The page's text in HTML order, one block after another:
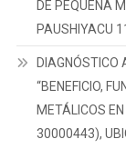
DE PEQUEÑA
PAUSHIYACU
DIAGNÓSTICO
“BENEFICIO,
METÁLICOS
30000443),